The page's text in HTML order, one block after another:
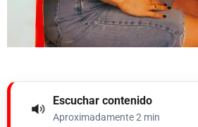
Escuchar contenido
Aproximadamente 2 min